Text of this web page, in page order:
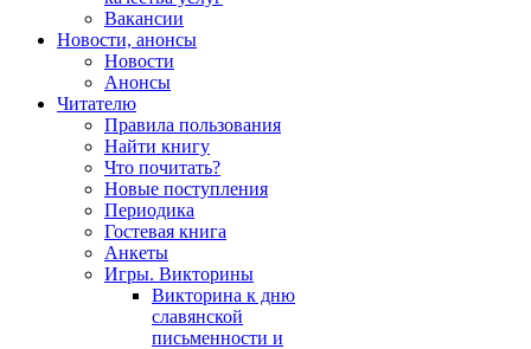
Вакансии
Новости, анонсы
Новости
Анонсы
Читателю
Правила пользования
Найти книгу
Что почитать?
Новые поступления
Периодика
Гостевая книга
Анкеты
Игры. Викторины
Викторина к дню
славянской
письменности и